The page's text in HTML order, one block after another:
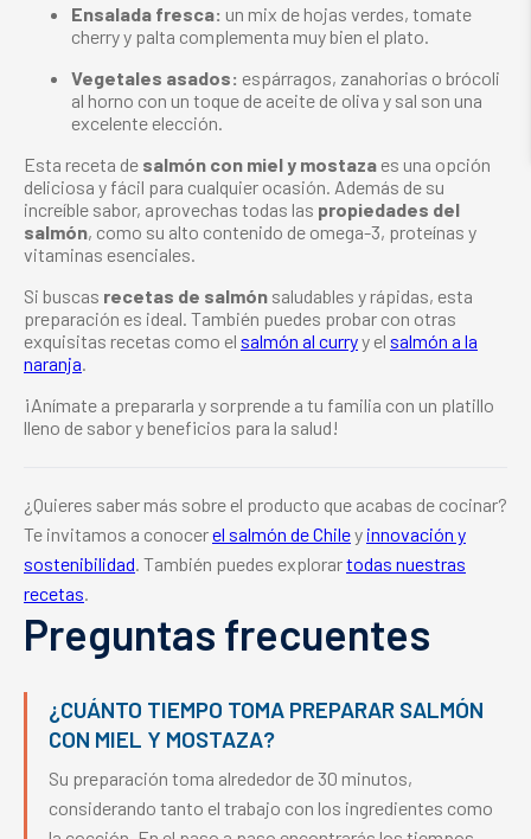
Ensalada fresca: un mix de hojas verdes, tomate
cherry y palta complementa muy bien el plato.
Vegetales asados: espárragos, zanahorias o brócoli
al horno con un toque de aceite de oliva y sal son una
excelente elección.
Esta receta de salmón con miel y mostaza es una opción
deliciosa y fácil para cualquier ocasión. Además de su
increíble sabor, aprovechas todas las propiedades del
salmón, como su alto contenido de omega-3, proteínas y
vitaminas esenciales.
Si buscas recetas de salmón saludables y rápidas, esta
preparación es ideal. También puedes probar con otras
exquisitas recetas como el salmón al curryy el salmón a la
naranja
¡Anímate a prepararla y sorprende a tu familia con un platillo
lleno de sabor y beneficios para la salud!
¿Quieres saber más sobre el producto que acabas de cocinar?
Te invitamos a conocerel salmón de Chiley innovación y
sostenibilidad . También puedes explorartodas nuestras
recetas
Preguntas frecuentes
¿CUÁNTO TIEMPO TOMA PREPARAR SALMÓN
CON MIEL Y MOSTAZA?
Su preparación toma alrededor de 30 minutos,
considerando tanto el trabajo con los ingredientes como